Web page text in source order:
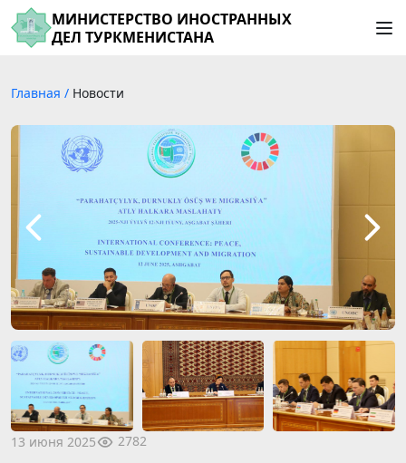
МИНИСТЕРСТВО ИНОСТРАННЫХ
ДЕЛ ТУРКМЕНИСТАНА
Главная / Новости
13 июня 2025 2782